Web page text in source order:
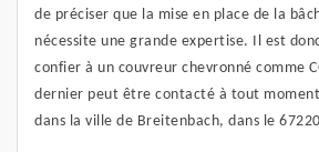
de préciser que la mise en place de la
nécessite une grande expertise. Il est
confier à un couvreur chevronné comme
dernier peut être contacté à tout
dans la ville de Breitenbach, dans le